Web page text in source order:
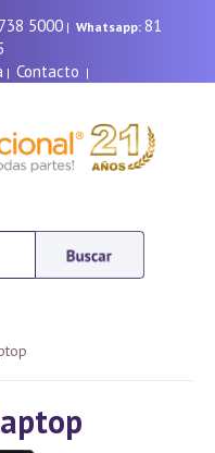
5000| Whatsapp: 81
| Contacto |